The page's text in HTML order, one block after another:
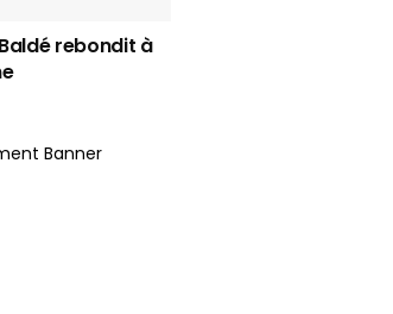
rebondit à